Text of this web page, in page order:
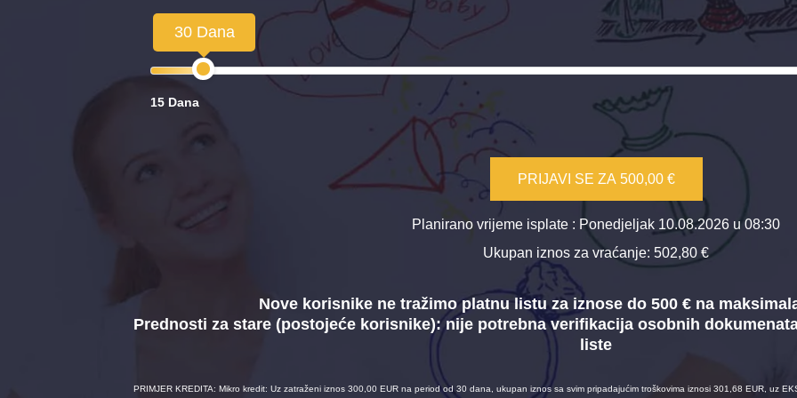
30 Dana
15 Dana
PRIJAVI SE ZA 500,00 €
Planirano vrijeme isplate : Ponedjeljak 10.08.2026 u 08:30
Ukupan iznos za vraćanje: 502,80 €
Nove korisnike ne tražimo platnu listu za iznose do 500 € na
Prednosti za stare (postojeće korisnike): nije potrebna verifikacija osobnih
liste
PRIMJER KREDITA: Mikro kredit: Uz zatraženi iznos 300,00 EUR na period od 30 dana, ukupan iznos sa svim pripadajućim troškovima iznosi 301,68 EUR, uz